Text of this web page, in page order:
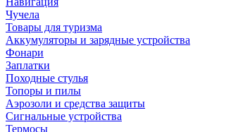
Чучела
Товары для туризма
Аккумуляторы и зарядные устройства
Фонари
Заплатки
Походные стулья
Топоры и пилы
Аэрозоли и средства защиты
Сигнальные устройства
Термосы